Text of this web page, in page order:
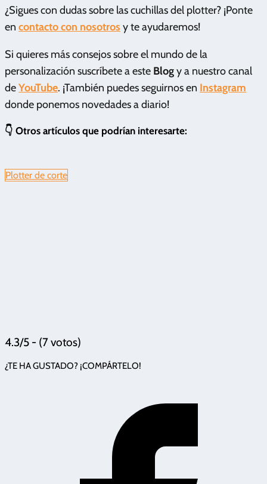
¿Sigues con dudas sobre las cuchillas del plotter? ¡Ponte
en contacto con nosotros y te ayudaremos!
Si quieres más consejos sobre el mundo de la
personalización suscríbete a este Blogy a nuestro canal
deYouTube. ¡También puedes seguirnos en Instagram
donde ponemos novedades a diario!
👇 Otros artículos que podrían interesarte:
Plotter de corte
4.3/5 - (7 votos)
¿TE HA GUSTADO? ¡COMPÁRTELO!